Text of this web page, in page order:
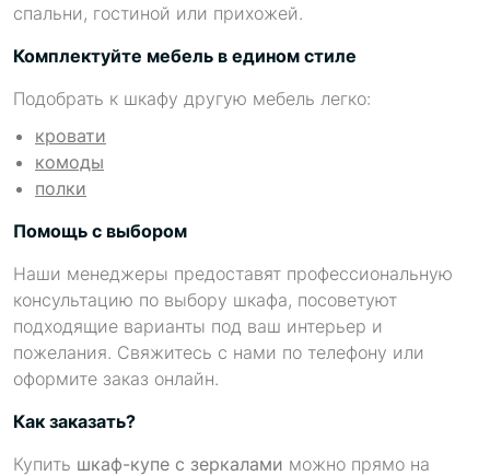
спальни, гостиной или прихожей.
Комплектуйте мебель в едином стиле
Подобрать к шкафу другую мебель легко:
кровати
комоды
полки
Помощь с выбором
Наши менеджеры предоставят профессиональную
консультацию по выбору шкафа, посоветуют
подходящие варианты под ваш интерьер и
пожелания. Свяжитесь с нами по телефону или
оформите заказ онлайн.
Как заказать?
Купить шкаф-купе с зеркалами можно прямо на